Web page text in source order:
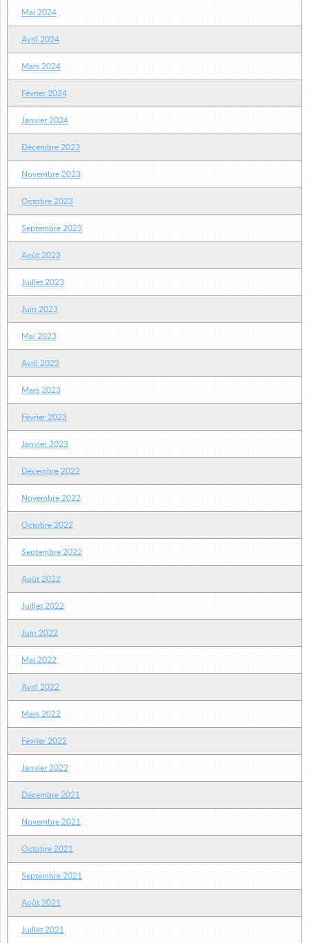
Mai 2024
Avril 2024
Mars 2024
Février 2024
Janvier 2024
Décembre 2023
Novembre 2023
Octobre 2023
Septembre 2023
Août 2023
Juillet 2023
Juin 2023
Mai 2023
Avril 2023
Mars 2023
Février 2023
Janvier 2023
Décembre 2022
Novembre 2022
Octobre 2022
Septembre 2022
Août 2022
Juillet 2022
Juin 2022
Mai 2022
Avril 2022
Mars 2022
Février 2022
Janvier 2022
Décembre 2021
Novembre 2021
Octobre 2021
Septembre 2021
Août 2021
Juillet 2021